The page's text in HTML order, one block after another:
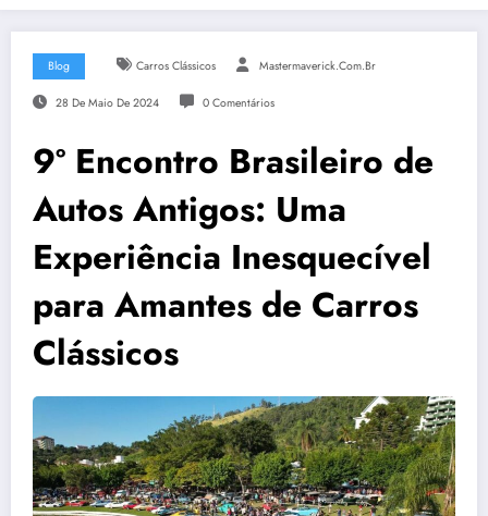
Blog Carros Clássicos Mastermaverick.com.br
28 De Maio De 2024 0 Comentários
9º Encontro Brasileiro de
Autos Antigos: Uma
Experiência Inesquecível
para Amantes de Carros
Clássicos